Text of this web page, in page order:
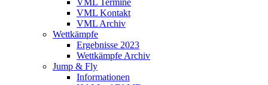
VML Termine
VML Kontakt
VML Archiv
Wettkämpfe
Ergebnisse 2023
Wettkämpfe Archiv
Jump & Fly
Informationen